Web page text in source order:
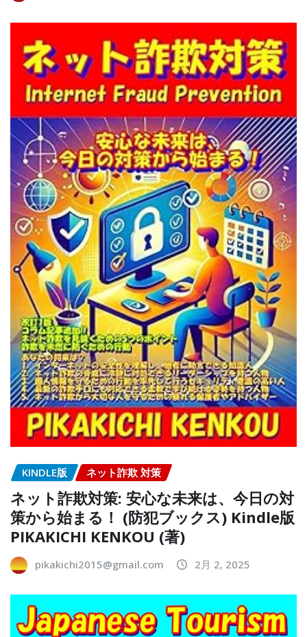
KINDLE版 ネット詐欺 対策
ネット詐欺対策: 安心な未来は、今日の対
策から始まる！ (防犯ブックス) Kindle版
PIKAKICHI KENKOU (著)
pikakichi2015@gmail.com 2月 2, 2025